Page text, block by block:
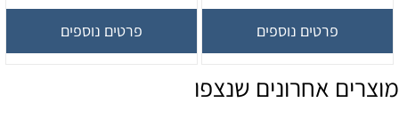
פרטים נוספים פרטים נוספים
מוצרים אחרונים שנצפו